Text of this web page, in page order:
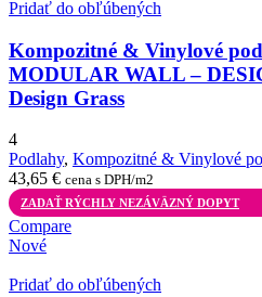
Pridať do obľúbených
Kompozitné & Vinylové
MODULAR WALL –
Design Grass
4
Podlahy, Kompozitné & Vinylové
43,65 € cena s DPH/m2
ZADAŤ RÝCHLY NEZÁVÄZNÝ DOPYT
Compare
Nové
Pridať do obľúbených